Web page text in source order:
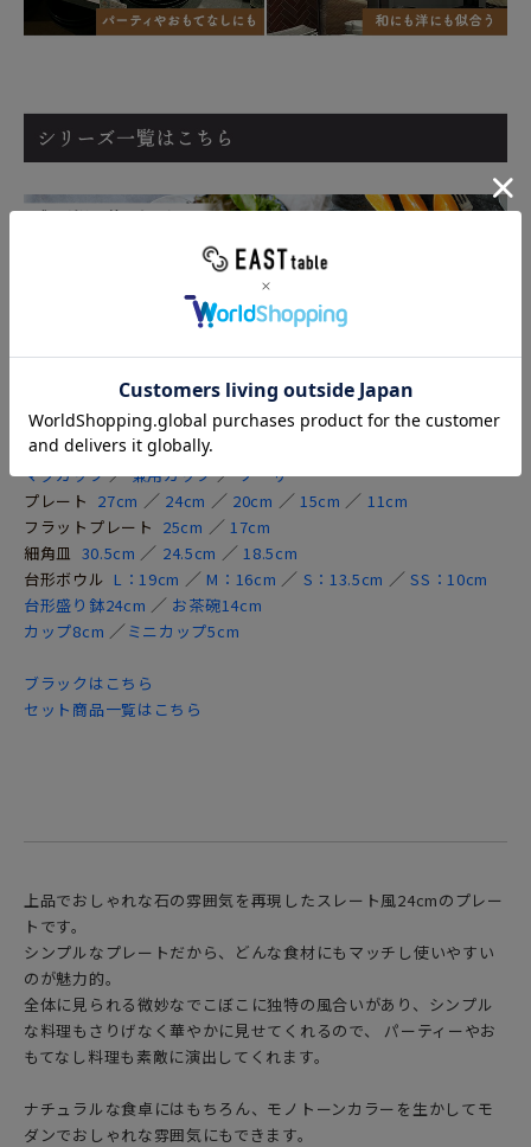
シリーズを見る＞＞
マグカップ／兼用カップ／ソーサー
プレート 27cm ／ 24cm ／ 20cm ／ 15cm ／ 11cm
フラットプレート 25cm ／ 17cm
細角皿 30.5cm ／ 24.5cm ／18.5cm
台形ボウル L：19cm ／M：16cm ／ S：13.5cm ／SS：10cm
台形盛り鉢24cm ／ お茶碗14cm
カップ8cm ／ミニカップ5cm
ブラックはこちら
セット商品一覧はこちら
上品でおしゃれな石の雰囲気を再現したスレート風24cmのプレー
トです。
シンプルなプレートだから、どんな食材にもマッチし使いやすい
のが魅力的。
全体に見られる微妙なでこぼこに独特の風合いがあり、シンプル
な料理もさりげなく華やかに見せてくれるので、 パーティーやお
もてなし料理も素敵に演出してくれます。
ナチュラルな食卓にはもちろん、モノトーンカラーを生かしてモ
ダンでおしゃれな雰囲気にもできます。